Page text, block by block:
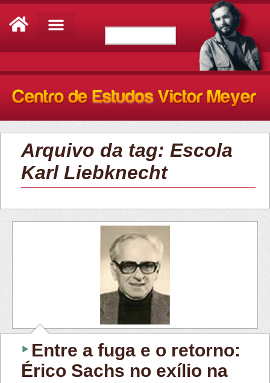
Arquivo da tag: Escola
Karl Liebknecht
Entre a fuga e o retorno:
Érico Sachs no exílio na